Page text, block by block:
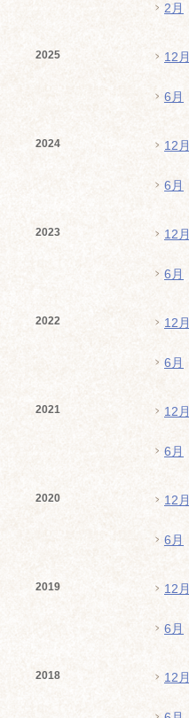
2月
2025 12月
6月
2024 12月
6月
2023 12月
6月
2022 12月
6月
2021 12月
6月
2020 12月
6月
2019 12月
6月
2018 12月